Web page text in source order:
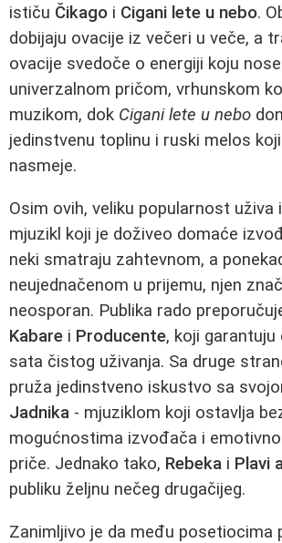
ističu Čikago i Cigani lete u nebo.
dobijaju ovacije iz večeri u veče, a
ovacije svedoče o energiji koju
univerzalnom pričom, vrhunskom
muzikom, dok Cigani lete u nebo
jedinstvenu toplinu i ruski melos
nasmeje.
Osim ovih, veliku popularnost uživa i
mjuzikl koji je doživeo domaće
neki smatraju zahtevnom, a
neujednačenom u prijemu, njen
neosporan. Publika rado
Kabare i Producente, koji
sata čistog uživanja. Sa druge
pruža jedinstveno iskustvo sa
Jadnika - mjuziklom koji ostavlja
mogućnostima izvođača i
priče. Jednako tako, Rebeka i Plavi
publiku željnu nečeg drugačijeg.
Zanimljivo je da među posetiocima